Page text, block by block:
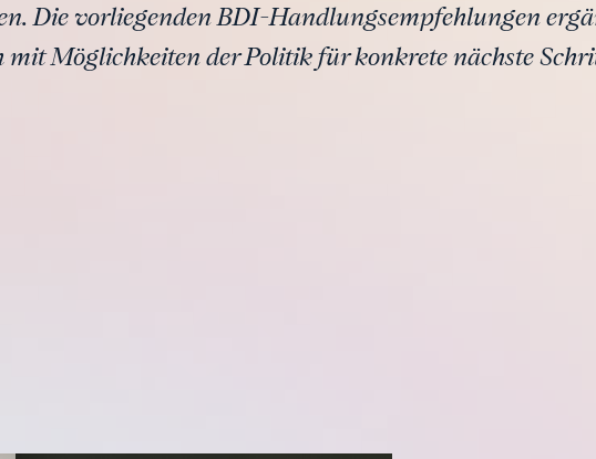
Die vorliegenden BDI-Handlungsempfehlungen
mit Möglichkeiten der Politik für konkrete nächste